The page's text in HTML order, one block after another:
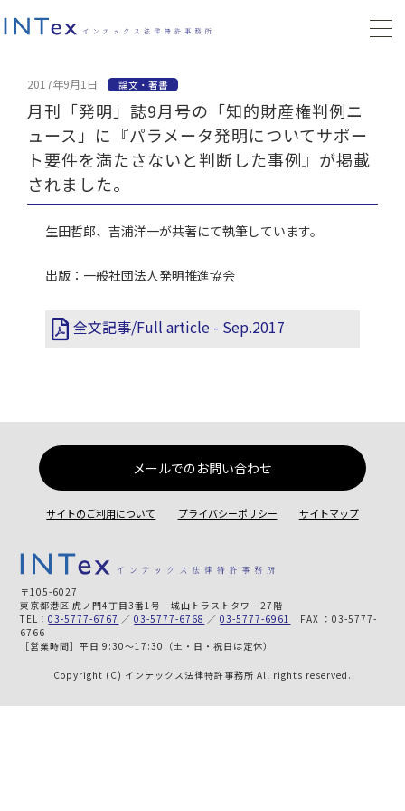
2017年9月1日 論文・著書
月刊「発明」誌9月号の「知的財産権判例ニ
ュース」に『パラメータ発明についてサポー
ト要件を満たさないと判断した事例』が掲載
されました。
生田哲郎、吉浦洋一が共著にて執筆しています。
出版：一般社団法人発明推進協会
全文記事/Full article - Sep.2017
メールでのお問い合わせ
サイトのご利用について プライバシーポリシー サイトマップ
〒105-6027
東京都港区 虎ノ門4丁目3番1号 城山トラストタワー27階
TEL：03-5777-6767 ／03-5777-6768 ／03-5777-6961
FAX ：03-5777-
6766
［営業時間］平日 9:30～17:30（土・日・祝日は定休）
Copyright (C) インテックス法律特許事務所 All rights reserved.